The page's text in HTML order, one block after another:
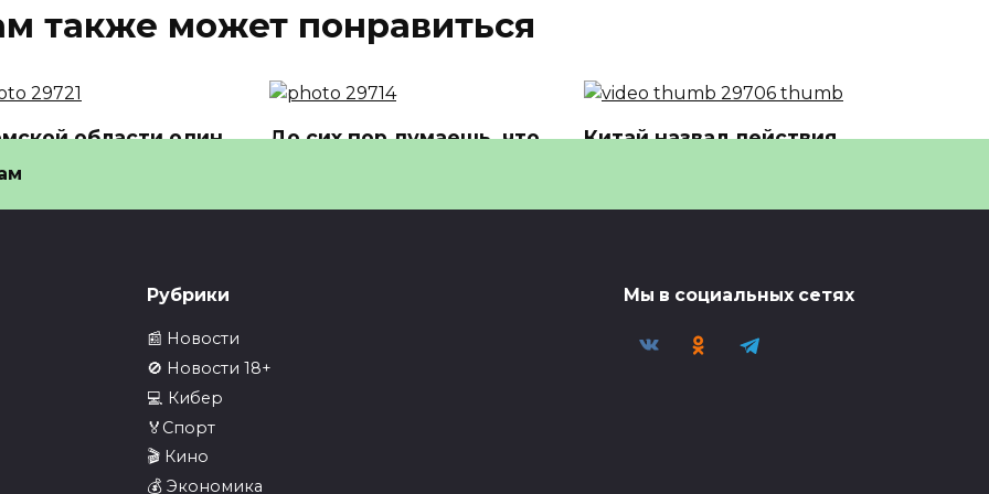
также может понравиться
области один
До сих пор думаешь, что
Китай назвал действия
500 британских
на секретных
Рубрики
📰 Новости
🚫 Новости 18+
💻 Кибер
🏅Спорт
🎬 Кино
💰 Экономика
Мы в социальных сетях